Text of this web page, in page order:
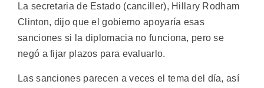
La secretaria de Estado (canciller), Hillary Rodham
Clinton, dijo que el gobierno apoyaría esas
sanciones si la diplomacia no funciona, pero se
negó a fijar plazos para evaluarlo.
Las sanciones parecen a veces el tema del día, así